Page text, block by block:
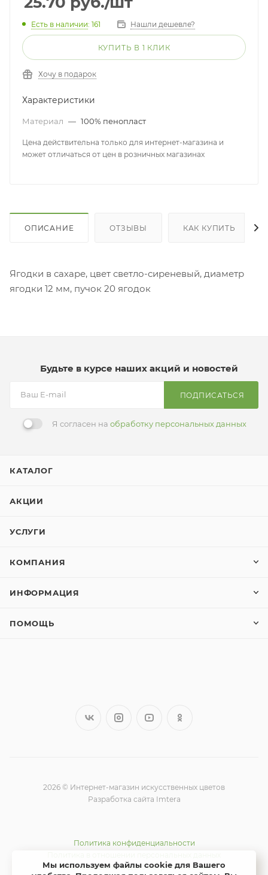
Есть в наличии: 161 Нашли дешевле?
КУПИТЬ В 1 КЛИК
Хочу в подарок
Характеристики
Материал — 100% пенопласт
Цена действительна только для интернет-магазина и
может отличаться от цен в розничных магазинах
ОПИСАНИЕ ОТЗЫВЫ КАК КУПИТЬ
Ягодки в сахаре, цвет светло-сиреневый, диаметр
ягодки 12 мм, пучок 20 ягодок
Будьте в курсе наших акций и новостей
ПОДПИСАТЬСЯ
Я согласен на обработку персональных данных
КАТАЛОГ
АКЦИИ
УСЛУГИ
КОМПАНИЯ
ИНФОРМАЦИЯ
ПОМОЩЬ
2026 © Интернет-магазин искусственных цветов
Разработка сайта Imtera
Политика конфиденциальности
Использование Яндекс метрики и cookie
Мы используем файлы cookie для Вашего